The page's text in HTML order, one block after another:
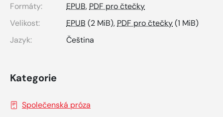
Formáty:
EPUB, PDF pro čtečky
Velikost:
EPUB (2 MiB), PDF pro čtečky(1 MiB)
Jazyk:
Čeština
Kategorie
Společenská próza